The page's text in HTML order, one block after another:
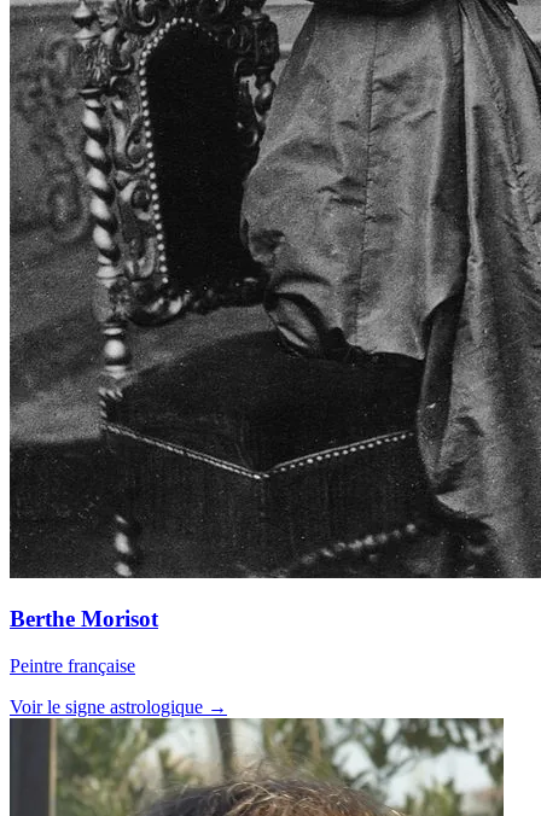
Berthe Morisot
Peintre française
Voir le signe astrologique →